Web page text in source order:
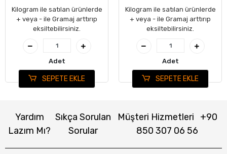
Kilogram ile satılan ürünlerde
+ veya - ile Gramaj arttırıp
eksiltebilirsiniz.
Adet
SEPETE EKLE
Kilogram ile satılan ürünlerde
+ veya - ile Gramaj arttırıp
eksiltebilirsiniz.
Adet
SEPETE EKLE
Yardım
Lazım Mı?
Sıkça Sorulan
Sorular
Müşteri Hizmetleri
+90
850 307 06 56